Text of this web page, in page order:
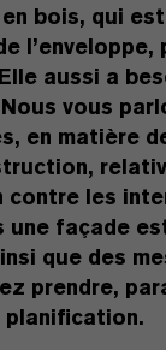
bois, qui
aussi a
vous
en matière
les
une façade
que des
prendre,
planification.